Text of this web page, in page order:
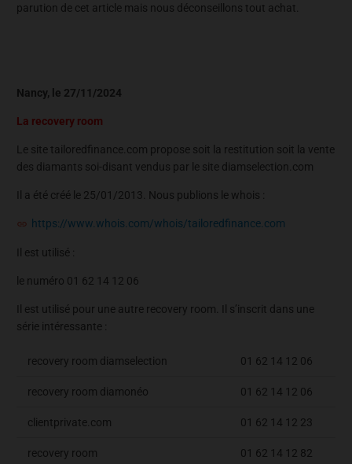
parution de cet article mais nous déconseillons tout achat.
Nancy, le 27/11/2024
La recovery room
Le site tailoredfinance.com propose soit la restitution soit la vente
des diamants soi-disant vendus par le site diamselection.com
Il a été créé le 25/01/2013. Nous publions le whois :
https://www.whois.com/whois/tailoredfinance.com
Il est utilisé :
le numéro 01 62 14 12 06
Il est utilisé pour une autre recovery room. Il s’inscrit dans une
série intéressante :
recovery room diamselection 01 62 14 12 06
recovery room diamonéo 01 62 14 12 06
clientprivate.com 01 62 14 12 23
recovery room 01 62 14 12 82